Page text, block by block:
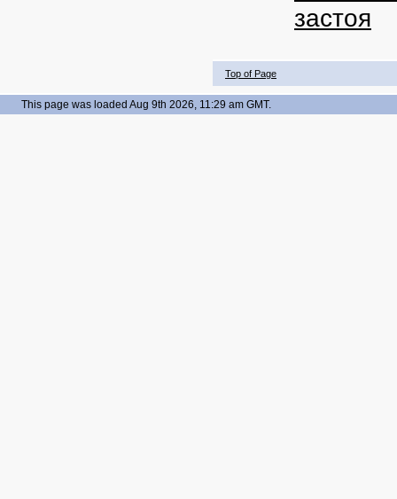
застоя
Top of Page
This page was loaded Aug 9th 2026, 11:29 am GMT.